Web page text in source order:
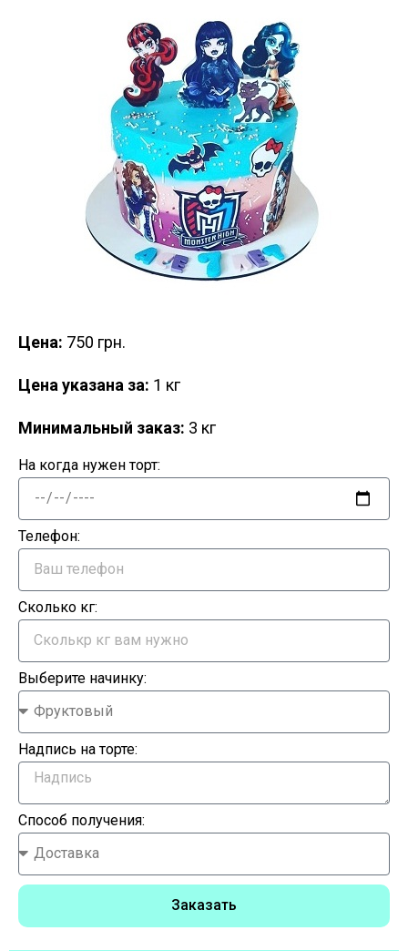
Цена: 750 грн.
Цена указана за: 1 кг
Минимальный заказ: 3 кг
На когда нужен торт:
Телефон:
Сколько кг:
Выберите начинку:
Надпись на торте:
Способ получения:
Заказать